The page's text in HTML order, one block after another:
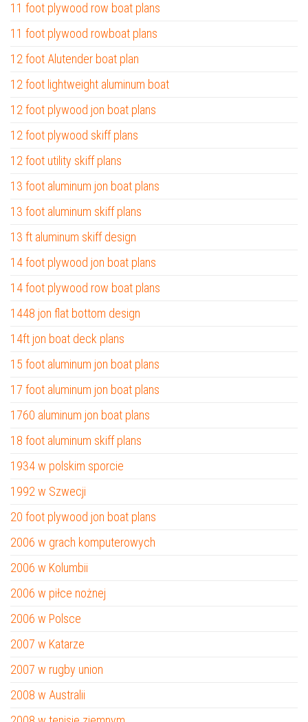
11 foot plywood row boat plans
11 foot plywood rowboat plans
12 foot Alutender boat plan
12 foot lightweight aluminum boat
12 foot plywood jon boat plans
12 foot plywood skiff plans
12 foot utility skiff plans
13 foot aluminum jon boat plans
13 foot aluminum skiff plans
13 ft aluminum skiff design
14 foot plywood jon boat plans
14 foot plywood row boat plans
1448 jon flat bottom design
14ft jon boat deck plans
15 foot aluminum jon boat plans
17 foot aluminum jon boat plans
1760 aluminum jon boat plans
18 foot aluminum skiff plans
1934 w polskim sporcie
1992 w Szwecji
20 foot plywood jon boat plans
2006 w grach komputerowych
2006 w Kolumbii
2006 w piłce nożnej
2006 w Polsce
2007 w Katarze
2007 w rugby union
2008 w Australii